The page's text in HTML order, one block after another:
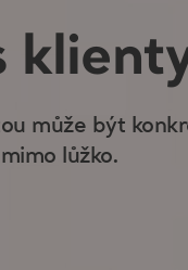
může být
lůžko.